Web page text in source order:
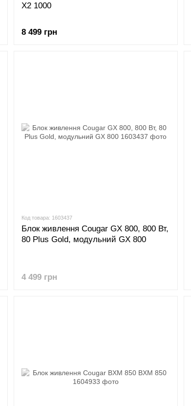
X2 1000
8 499 грн
Код товара: 1603437
Блок живлення Cougar GX 800, 800 Вт,
80 Plus Gold, модульний GX 800
4 499 грн